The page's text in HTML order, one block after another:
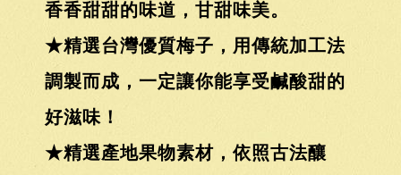
香香甜甜的味道，甘甜味美。
★精選台灣優質梅子，用傳統加工法
調製而成，一定讓你能享受鹹酸甜的
好滋味！
★精選產地果物素材，依照古法釀